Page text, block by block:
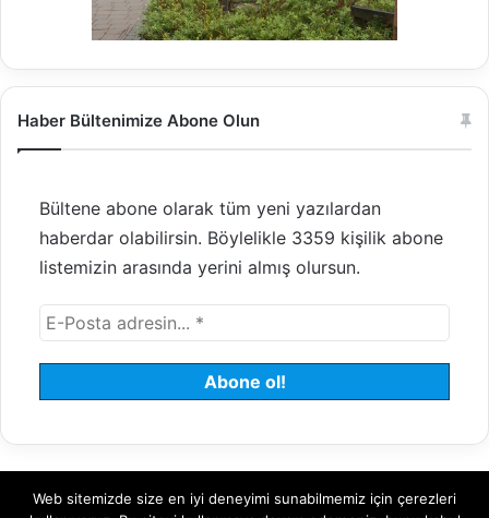
Haber Bültenimize Abone Olun
Bültene abone olarak tüm yeni yazılardan
haberdar olabilirsin. Böylelikle 3359 kişilik abone
listemizin arasında yerini almış olursun.
Web sitemizde size en iyi deneyimi sunabilmemiz için çerezleri